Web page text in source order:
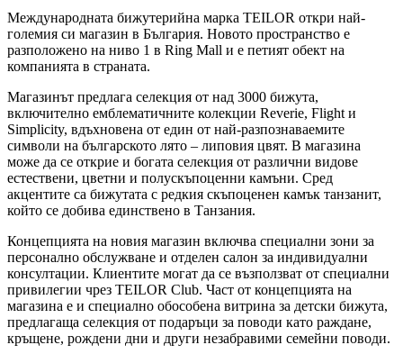
Международната бижутерийна марка TEILOR откри най-
големия си магазин в България. Новото пространство е
разположено на ниво 1 в Ring Mall и е петият обект на
компанията в страната.
Магазинът предлага селекция от над 3000 бижута,
включително емблематичните колекции Reverie, Flight и
Simplicity, вдъхновена от един от най-разпознаваемите
символи на българското лято – липовия цвят. В магазина
може да се открие и богата селекция от различни видове
естествени, цветни и полускъпоценни камъни. Сред
акцентите са бижутата с редкия скъпоценен камък танзанит,
който се добива единствено в Танзания.
Концепцията на новия магазин включва специални зони за
персонално обслужване и отделен салон за индивидуални
консултации. Клиентите могат да се възползват от специални
привилегии чрез TEILOR Club. Част от концепцията на
магазина е и специално обособена витрина за детски бижута,
предлагаща селекция от подаръци за поводи като раждане,
кръщене, рождени дни и други незабравими семейни поводи.